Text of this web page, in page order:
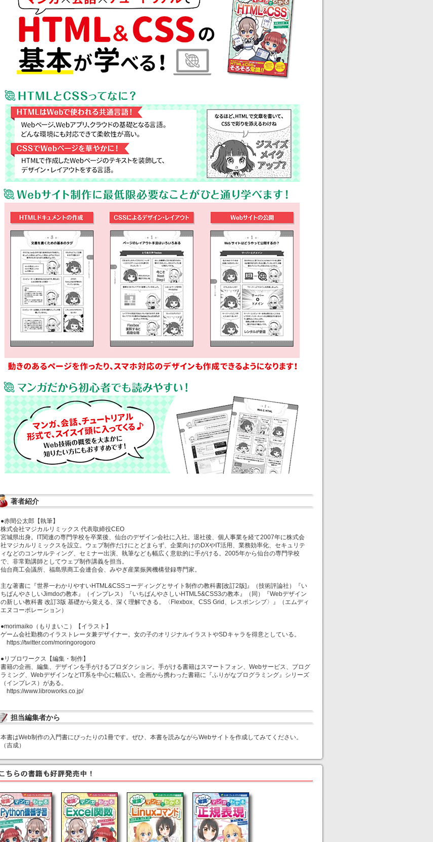
著者紹介
●赤間公太郎【執筆】
株式会社マジカルリミックス 代表取締役CEO
宮城県出身。IT関連の専門学校を卒業後、仙台のデザイン会社に入社。退社後、個人事業を経て2007年に株式会
社マジカルリミックスを設立。ウェブ制作だけにとどまらず、企業向けのDXやIT活用、業務効率化、セキュリテ
ィなどのコンサルティング、セミナー出演、執筆なども幅広く意欲的に手がける。2005年から仙台の専門学校
で、非常勤講師としてウェブ制作講義を担当。
仙台商工会議所、福島県商工会連合会、みやぎ産業振興機構登録専門家。
主な著書に『世界一わかりやすいHTML&CSSコーディングとサイト制作の教科書[改訂2版]』（技術評論社）『い
ちばんやさしいJimdoの教本』（インプレス）『いちばんやさしいHTML5&CSS3の教本』（同）『Webデザイン
の新しい教科書 改訂3版 基礎から覚える、深く理解できる。〈Flexbox、CSS Grid、レスポンシブ〉』（エムディ
エヌコーポレーション）
●morimaiko（もりまいこ）【イラスト】
ゲーム会社勤務のイラストレータ兼デザイナー。女の子のオリジナルイラストやSDキャラを得意としている。
https://twitter.com/moringorogoro
●リブロワークス【編集・制作】
書籍の企画、編集、デザインを手がけるプロダクション。手がける書籍はスマートフォン、Webサービス、プログ
ラミング、WebデザインなどIT系を中心に幅広い。企画から携わった書籍に『ふりがなプログラミング』シリーズ
（インプレス）がある。
https://www.libroworks.co.jp/
担当編集者から
本書はWeb制作の入門書にぴったりの1冊です。ぜひ、本書を読みながらWebサイトを作成してみてください。
（吉成）